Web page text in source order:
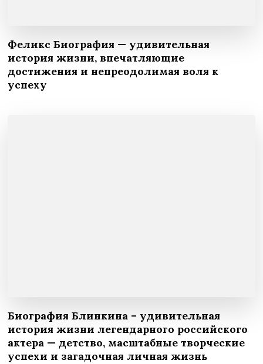
Феликс Биография — удивительная
история жизни, впечатляющие
достижения и непреодолимая воля к
успеху
Биография Блинкина – удивительная
история жизни легендарного российского
актера — детство, масштабные творческие
успехи и загадочная личная жизнь